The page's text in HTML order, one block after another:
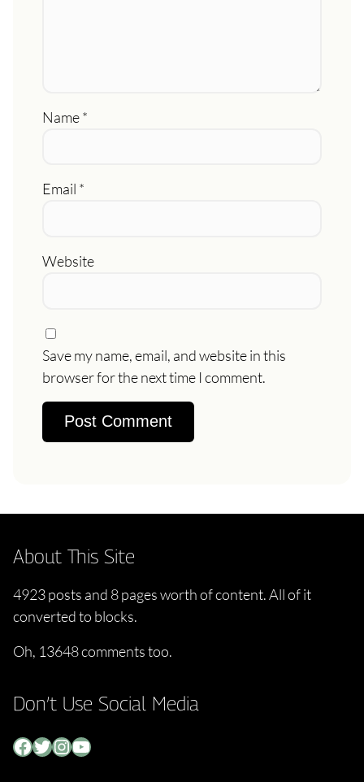
Name*
Email *
Website
Save my name, email, and website in this
browser for the next time I comment.
About This Site
4923 posts and 8 pages worth of content. All of it
converted to blocks.
Oh, 13648 comments too.
Don’t Use Social Media
Facebook Twitter InstagramYouTube